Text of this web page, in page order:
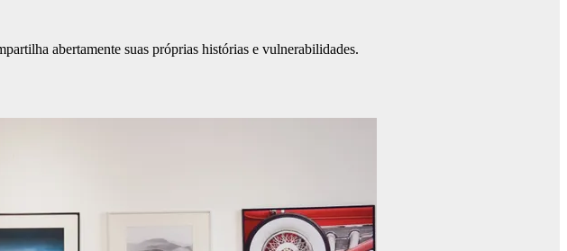
abertamente suas próprias histórias e vulnerabilidades.